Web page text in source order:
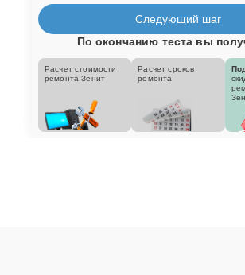
Следующий шаг
По окончанию теста вы
Расчет стоимости
ремонта Зенит
Расчет сроков
ремонта